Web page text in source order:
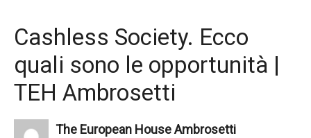
Cashless Society. Ecco
quali sono le opportunità |
TEH Ambrosetti
The European House Ambrosetti